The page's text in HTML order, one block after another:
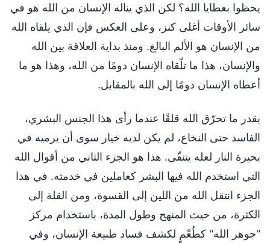
يحظوا بعطايا الله؟ لكن الذي يناله الإنسان من الله هو في
سائر الأوقات أغلى كنز، وعلى العكس فإن الذي يلقاه الله
من الإنسان هو الألم البالغ. ومنذ بداية العلاقة بين الله
والإنسان، هذا ما تلّقاه الإنسان دومًا من الله، وهذا هو ما
أعطاه الإنسان دومًا إلى الله بالمقابل.
بقدر ما تحرّق الله قلقًا عندما رأى هذا الجنس البشري،
الفاسد حتى النخاع، لم يكن لديه خيار سوى أن يرميه في
بحيرة النار لعله يتنقّى. هذا هو الجزء الثاني من أقوال الله
التي استخدم الله فيها البشر كعاملين في خدمته. في هذا
الجزء انتقل الله من اللين إلى القسوة، ومن القلة إلى
الكثرة، من حيث المنهج وطول المدة، باستخدام مركز
"جوهر الله" كطُعْمٍ لكشف فساد طبيعة الإنسان، وفي